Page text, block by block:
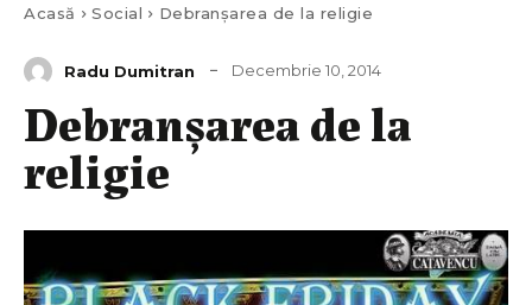
Acasă Social Debranșarea de la religie
Radu Dumitran Decembrie 10, 2014
Debranșarea de la
religie